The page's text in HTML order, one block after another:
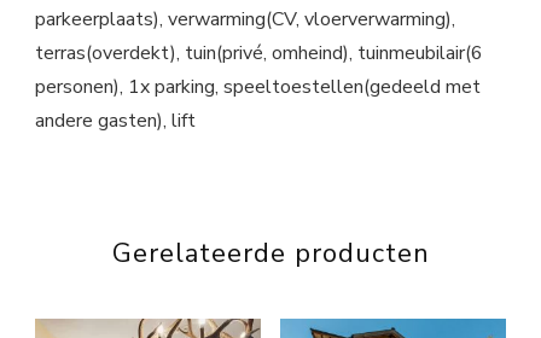
parkeerplaats), verwarming(CV, vloerverwarming),
terras(overdekt), tuin(privé, omheind), tuinmeubilair(6
personen), 1x parking, speeltoestellen(gedeeld met
andere gasten), lift
Gerelateerde producten